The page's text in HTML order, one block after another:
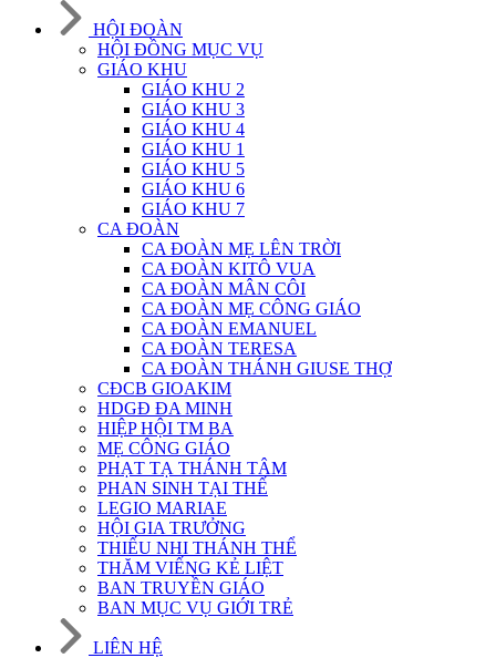
HỘI ĐOÀN
HỘI ĐỒNG MỤC VỤ
GIÁO KHU
GIÁO KHU 2
GIÁO KHU 3
GIÁO KHU 4
GIÁO KHU 1
GIÁO KHU 5
GIÁO KHU 6
GIÁO KHU 7
CA ĐOÀN
CA ĐOÀN MẸ LÊN TRỜI
CA ĐOÀN KITÔ VUA
CA ĐOÀN MÂN CÔI
CA ĐOÀN MẸ CÔNG GIÁO
CA ĐOÀN EMANUEL
CA ĐOÀN TERESA
CA ĐOÀN THÁNH GIUSE THỢ
CĐCB GIOAKIM
HDGĐ ĐA MINH
HIỆP HỘI TM BA
MẸ CÔNG GIÁO
PHẠT TẠ THÁNH TÂM
PHAN SINH TẠI THẾ
LEGIO MARIAE
HỘI GIA TRƯỞNG
THIẾU NHI THÁNH THỂ
THĂM VIẾNG KẺ LIỆT
BAN TRUYỀN GIÁO
BAN MỤC VỤ GIỚI TRẺ
LIÊN HỆ